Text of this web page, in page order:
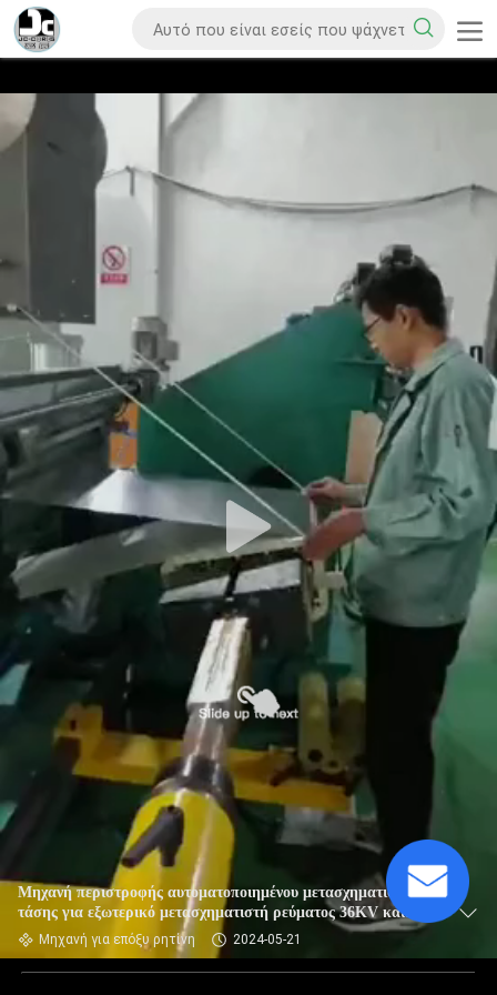
Μηχανή περιστροφής αυτοματοποιημένου μετασχηματιστή
τάσης για εξωτερικό μετασχηματιστή ρεύματος 36KV και
μετασχηματιστή τάσης
Μηχανή για επόξυ ρητίνη 2024-05-21